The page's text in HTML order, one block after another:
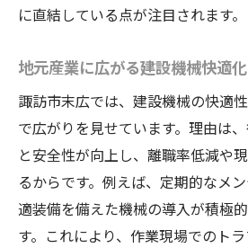
に直結している点が注目されます。
地元産業に広がる建設機械快適
諏訪市末広では、建設機械の快適
で広がりを見せています。理由は
と安全性が向上し、離職率低減や
るからです。例えば、定期的なメ
適装備を備えた機械の導入が積極
す。これにより、作業現場でのト